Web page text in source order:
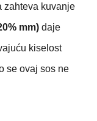
zahteva kuvanje
mm)daje
kiselost
se ovaj sos ne